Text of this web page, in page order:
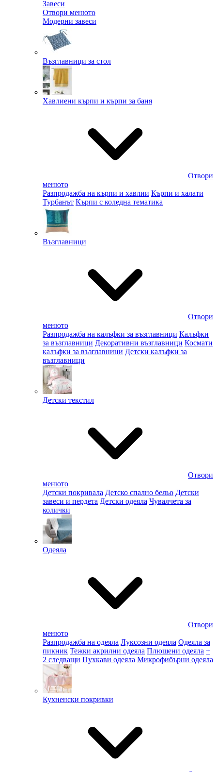
Завеси
Отвори менюто
Модерни завеси
Възглавници за стол
Хавлиени кърпи и кърпи за баня
Отвори
менюто
Разпродажба на кърпи и хавлии Кърпи и халати
Турбанът Кърпи с коледна тематика
Възглавници
Отвори
менюто
Разпродажба на калъфки за възглавници Калъфки
за възглавници Декоративни възглавници Космати
калъфки за възглавници Детски калъфки за
възглавници
Детски текстил
Отвори
менюто
Детски покривала Детско спално бельо Детски
завеси и пердета Детски одеяла Чувалчета за
колички
Одеяла
Отвори
менюто
Разпродажба на одеяла Луксозни одеяла Одеяла за
пикник Тежки акрилни одеяла Плюшени одеяла +
2 следващи Пухкави одеяла Микрофибърни одеяла
Кухненски покривки